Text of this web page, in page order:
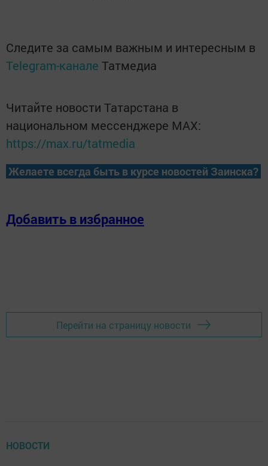
Следите за самым важным и интересным в
Telegram-канале Татмедиа
Читайте новости Татарстана в
национальном мессенджере MАХ:
https://max.ru/tatmedia
Желаете всегда быть в курсе новостей Заинска?
Добавить в избранное
Перейти на страницу новости
НОВОСТИ